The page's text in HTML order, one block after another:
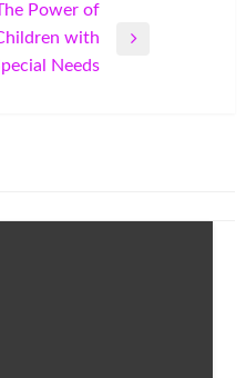
Power of
with
Needs